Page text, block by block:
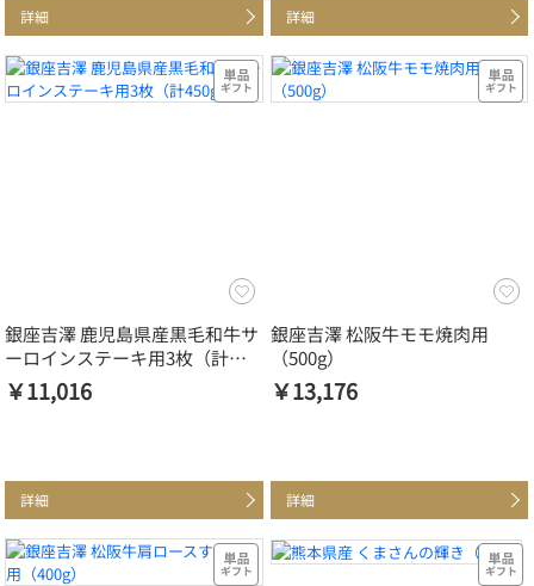
詳細 詳細
銀座吉澤 鹿児島県産黒毛和牛サ
ーロインステーキ用3枚（計
450g）
￥11,016
詳細
銀座吉澤 松阪牛モモ焼肉用
（500g）
￥13,176
詳細